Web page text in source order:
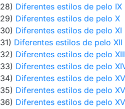
28) Diferentes estilos de pelo IX
29) Diferentes estilos de pelo X
30) Diferentes estilos de pelo XI
31) Diferentes estilos de pelo XII
32) Diferentes estilos de pelo XIII
33) Diferentes estilos de pelo
34) Diferentes estilos de pelo XV
35) Diferentes estilos de pelo
36) Diferentes estilos de pelo